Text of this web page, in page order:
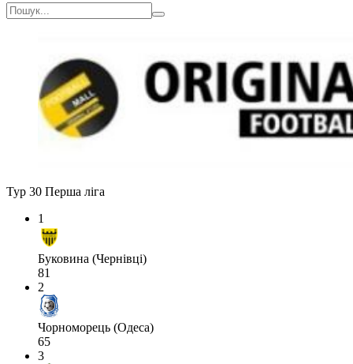
Тур 30 Перша ліга
1
Буковина (Чернівці)
81
2
Чорноморець (Одеса)
65
3